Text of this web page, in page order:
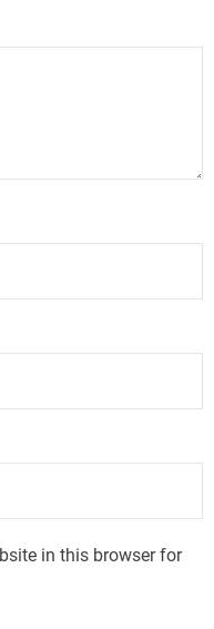
in this browser for